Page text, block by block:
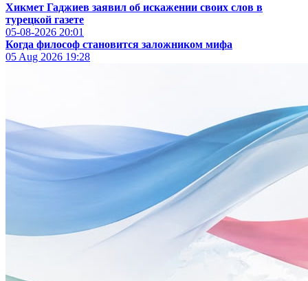
Хикмет Гаджиев заявил об искажении своих слов в
турецкой газете
05-08-2026 20:01
Когда философ становится заложником мифа
05 Aug 2026 19:28